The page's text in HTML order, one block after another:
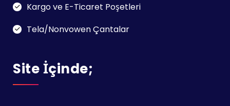
Kargo ve E-Ticaret Poşetleri
Tela/Nonvowen Çantalar
Site İçinde;